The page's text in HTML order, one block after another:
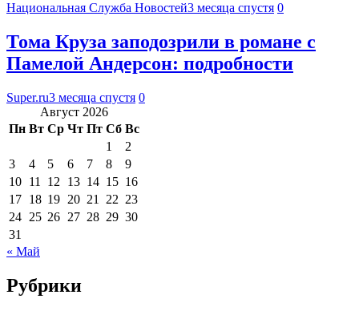
Национальная Служба Новостей3 месяца спустя 0
Тома Круза заподозрили в романе с
Памелой Андерсон: подробности
Super.ru3 месяца спустя 0
Август 2026
Пн Вт Ср Чт Пт Сб Вс
1
2
3
4 5 6 7 8
9
10 11 12 13 14 15 16
17 18 19 20 21 22 23
24 25 26 27 28 29 30
31
« Май
Рубрики